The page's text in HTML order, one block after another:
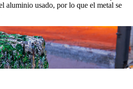
aluminio usado, por lo que el metal se